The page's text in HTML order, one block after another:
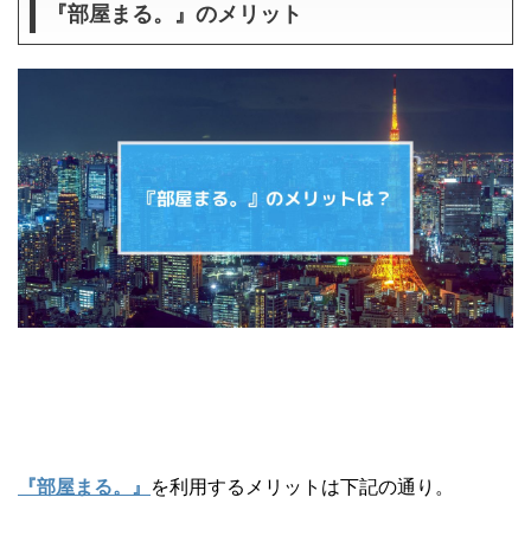
『部屋まる。』のメリット
『部屋まる。』 を利用するメリットは下記の通り。